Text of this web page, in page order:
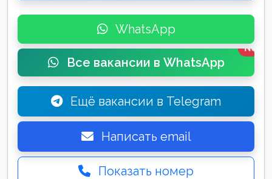
WhatsApp
Все вакансии в WhatsApp
New
Ещё вакансии в Telegram
Написать email
Показать номер